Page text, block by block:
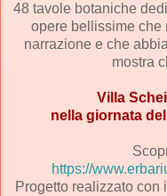
48 tavole botaniche
opere bellissime che
narrazione e che
mostra
Villa
nella giornata
https://
Progetto realizzato